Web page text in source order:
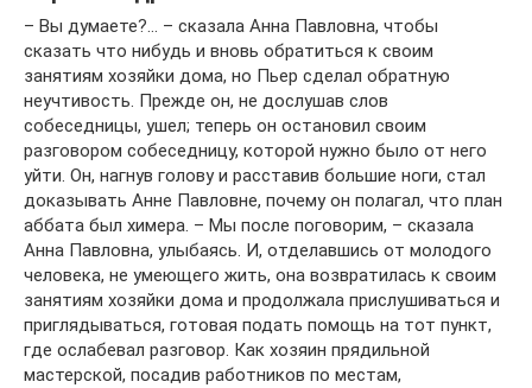
– Вы думаете?… – сказала Анна Павловна, чтобы
сказать что нибудь и вновь обратиться к своим
занятиям хозяйки дома, но Пьер сделал обратную
неучтивость. Прежде он, не дослушав слов
собеседницы, ушел; теперь он остановил своим
разговором собеседницу, которой нужно было от него
уйти. Он, нагнув голову и расставив большие ноги, стал
доказывать Анне Павловне, почему он полагал, что план
аббата был химера. – Мы после поговорим, – сказала
Анна Павловна, улыбаясь. И, отделавшись от молодого
человека, не умеющего жить, она возвратилась к своим
занятиям хозяйки дома и продолжала прислушиваться и
приглядываться, готовая подать помощь на тот пункт,
где ослабевал разговор. Как хозяин прядильной
мастерской, посадив работников по местам,